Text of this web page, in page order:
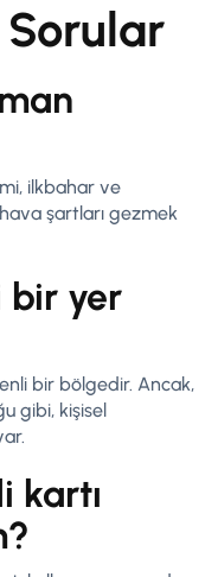
Sorular
ilkbahar ve
şartları gezmek
bir yer
bir bölgedir. Ancak,
gibi, kişisel
kartı